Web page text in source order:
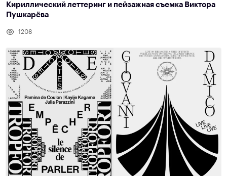
Кириллический леттеринг и пейзажная съемка Виктора
Пушкарёва
1208